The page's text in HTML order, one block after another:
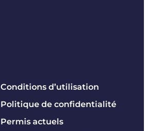
Conditions d’utilisation
Politique de confidentialité
Permis actuels